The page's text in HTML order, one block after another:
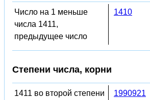
Число на 1 меньше
числа 1411,
предыдущее число
1410
Степени числа, корни
1411 во второй степени
1990921